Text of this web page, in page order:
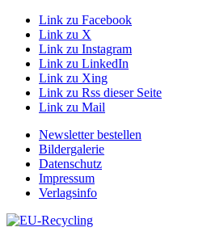
Link zu Facebook
Link zu X
Link zu Instagram
Link zu LinkedIn
Link zu Xing
Link zu Rss dieser Seite
Link zu Mail
Newsletter bestellen
Bildergalerie
Datenschutz
Impressum
Verlagsinfo